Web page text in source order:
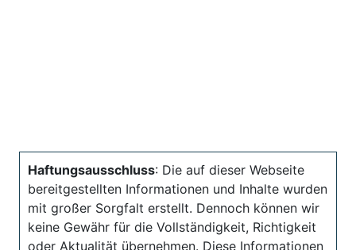
Haftungsausschluss: Die auf dieser Webseite
bereitgestellten Informationen und Inhalte wurden
mit großer Sorgfalt erstellt. Dennoch können wir
keine Gewähr für die Vollständigkeit, Richtigkeit
oder Aktualität übernehmen. Diese Informationen